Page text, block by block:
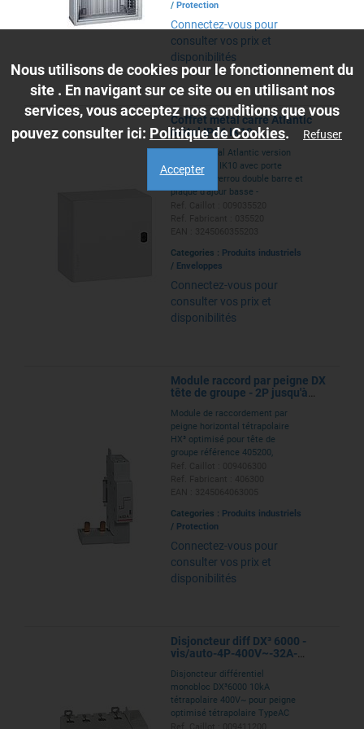
/ Protection
Connectez-vous pour
consulter vos prix et
disponibilités
Coffret métal carré Atlantic
métal IP66 IK10 -
600x600x300mm - RAL7035
Coffret métal Atlantic version
carrée IP66 IK10 avec porte
réversible, verrou double barre et
plaque d'ajour basse -
Categories : Produits industriels
/ Enveloppes
Connectez-vous pour
consulter vos prix et
disponibilités
Module raccord par peigne DX
tête de groupe - 2P jusqu'à
Module de raccordement par
peigne horizontal tétrapolaire
HX³ optimisé pour tête de
groupe référence 405200,
Categories : Produits industriels
/ Protection
Connectez-vous pour
consulter vos prix et
disponibilités
Disjoncteur diff DX³ 6000 -
vis/auto-4P-400V~-32A-
- 5M
Disjoncteur différentiel
monobloc DX³6000 10kA
tétrapolaire 400V~ pour peigne
optimisé tétrapolaire TypeAC
Nous utilisons de cookies pour le fonctionnement du
site . En navigant sur ce site ou en utilisant nos
services, vous acceptez nos conditions que vous
pouvez consulter ici: Politique de Cookies. Refuser
Accepter